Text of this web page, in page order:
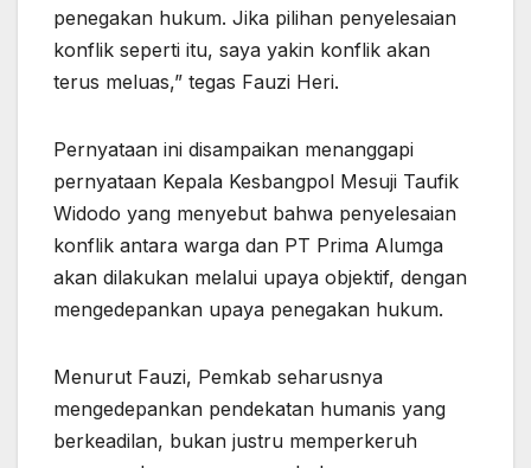
penegakan hukum. Jika pilihan penyelesaian
konflik seperti itu, saya yakin konflik akan
terus meluas,” tegas Fauzi Heri.
Pernyataan ini disampaikan menanggapi
pernyataan Kepala Kesbangpol Mesuji Taufik
Widodo yang menyebut bahwa penyelesaian
konflik antara warga dan PT Prima Alumga
akan dilakukan melalui upaya objektif, dengan
mengedepankan upaya penegakan hukum.
Menurut Fauzi, Pemkab seharusnya
mengedepankan pendekatan humanis yang
berkeadilan, bukan justru memperkeruh